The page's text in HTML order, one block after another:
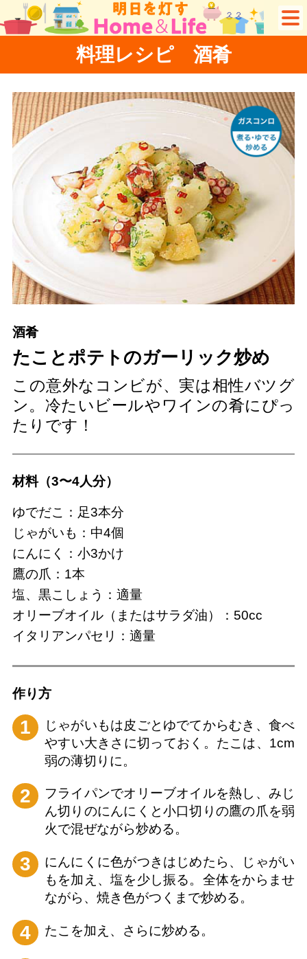
料理レシピ 酒肴
酒肴
たことポテトのガーリック炒め
この意外なコンビが、実は相性バツグ
ン。冷たいビールやワインの肴にぴっ
たりです！
材料（3〜4人分）
ゆでだこ：足3本分
じゃがいも：中4個
にんにく：小3かけ
鷹の爪：1本
塩、黒こしょう：適量
オリーブオイル（またはサラダ油）：50cc
イタリアンパセリ：適量
作り⽅
1
じゃがいもは皮ごとゆでてからむき、食べ
やすい大きさに切っておく。たこは、1cm
弱の薄切りに。
2
フライパンでオリーブオイルを熱し、みじ
ん切りのにんにくと小口切りの鷹の爪を弱
火で混ぜながら炒める。
3
にんにくに色がつきはじめたら、じゃがい
もを加え、塩を少し振る。全体をからませ
ながら、焼き色がつくまで炒める。
4 たこを加え、さらに炒める。